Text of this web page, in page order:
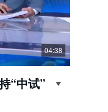
04:38
“中试”